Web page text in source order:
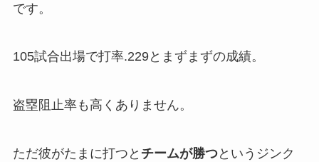
です。
105試合出場で打率.229とまずまずの成績。
盗塁阻止率も高くありません。
ただ彼がたまに打つと チームが勝つというジンク